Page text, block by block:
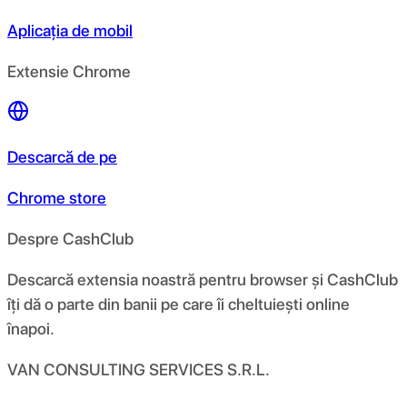
Aplicația de mobil
Extensie Chrome
Descarcă de pe
Chrome store
Despre CashClub
Descarcă extensia noastră pentru browser și CashClub
îți dă o parte din banii pe care îi cheltuiești online
înapoi.
VAN CONSULTING SERVICES S.R.L.